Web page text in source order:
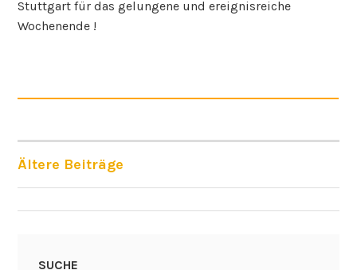
Stuttgart für das gelungene und ereignisreiche
Wochenende !
BEITRAGSNAVIGATION
Ältere Beiträge
SUCHE